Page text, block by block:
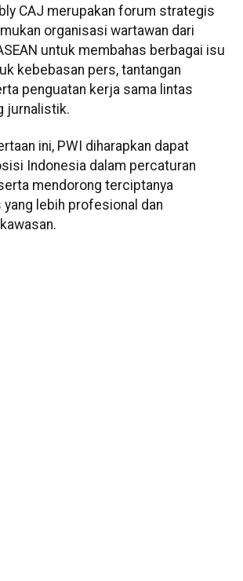
CAJ merupakan forum strategis
organisasi wartawan dari
untuk membahas berbagai isu
kebebasan pers, tantangan
penguatan kerja sama lintas
jurnalistik.
ini, PWI diharapkan dapat
Indonesia dalam percaturan
mendorong terciptanya
lebih profesional dan